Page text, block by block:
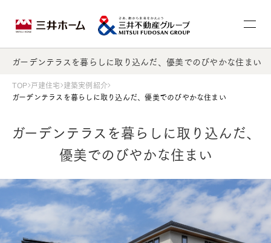
ガーデンテラスを暮らしに取り込んだ、優美でのびやかな住まい
TOP 戸建住宅 建築実例紹介
ガーデンテラスを暮らしに取り込んだ、優美でのびやかな住まい
ガーデンテラスを暮らしに取り込んだ、
優美でのびやかな住まい